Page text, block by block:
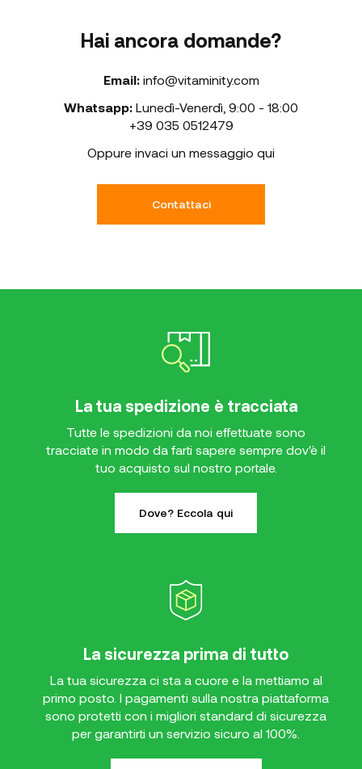
Hai ancora domande?
Email: info@vitaminity.com
Whatsapp: Lunedì-Venerdì 9:00 - 18:00
+39 035 0512479
Oppure invaci un messaggio qui
Contattaci
La tua spedizione è tracciata
Tutte le spedizioni da noi effettuate sono
tracciate in modo da farti sapere sempre dov'è il
tuo acquisto sul nostro portale.
Dove? Eccola qui
La sicurezza prima di tutto
La tua sicurezza ci sta a cuore e la mettiamo al
primo posto. I pagamenti sulla nostra piattaforma
sono protetti con i migliori standard di sicurezza
per garantirti un servizio sicuro al 100%.